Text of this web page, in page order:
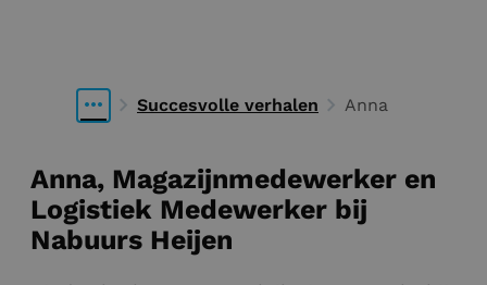
Succesvolle verhalen Anna
Anna, Magazijnmedewerker en
Logistiek Medewerker bij
Nabuurs Heijen